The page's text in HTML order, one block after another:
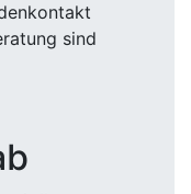
sind